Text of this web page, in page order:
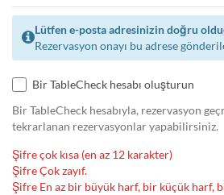
Lütfen e-posta adresinizin doğru
Rezervasyon onayı bu adrese
Bir TableCheck hesabı oluşturun
Bir TableCheck hesabıyla, rezervasyon
tekrarlanan rezervasyonlar yapabilirsiniz.
Şifre çok kısa (en az 12 karakter)
Şifre Çok zayıf.
Şifre En az bir büyük harf, bir küçük harf,